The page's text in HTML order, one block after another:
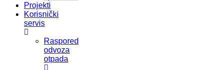
Projekti
Korisnički
servis
Raspored
odvoza
otpada